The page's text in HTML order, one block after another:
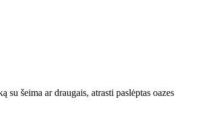
šeima ar draugais, atrasti paslėptas oazes